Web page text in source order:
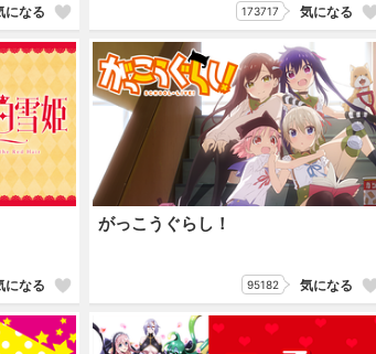
になる 173717 気になる
になる
がっこうぐらし！
95182 気になる